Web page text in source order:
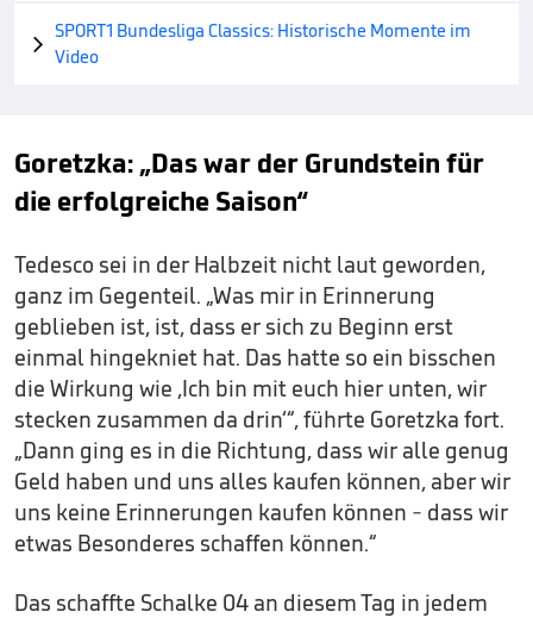

SPORT1 Bundesliga Classics: Historische Momente im
Video
Goretzka: „Das war der Grundstein für
die erfolgreiche Saison“
Tedesco sei in der Halbzeit nicht laut geworden,
ganz im Gegenteil. „Was mir in Erinnerung
geblieben ist, ist, dass er sich zu Beginn erst
einmal hingekniet hat. Das hatte so ein bisschen
die Wirkung wie ‚Ich bin mit euch hier unten, wir
stecken zusammen da drin‘“, führte Goretzka fort.
„Dann ging es in die Richtung, dass wir alle genug
Geld haben und uns alles kaufen können, aber wir
uns keine Erinnerungen kaufen können - dass wir
etwas Besonderes schaffen können.“
Das schaffte Schalke 04 an diesem Tag in jedem